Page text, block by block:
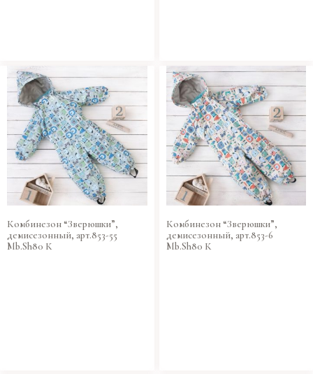
Комбинезон “Зверюшки”,
демисезонный, арт.853-55
Mb.Sh80 К
Комбинезон “Зверюшки”,
демисезонный, арт.853-6
Mb.Sh80 К